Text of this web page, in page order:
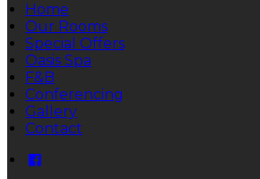
Home
Our Rooms
Special Offers
Oasis Spa
F&B
Conferencing
Gallery
Contact